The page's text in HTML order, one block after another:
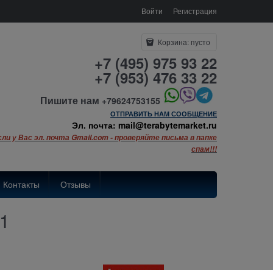
Войти Регистрация
Корзина: пусто
+7 (495) 975 93 22
+7 (953) 476 33 22
Пишите нам +79624753155
ОТПРАВИТЬ НАМ СООБЩЕНИЕ
Эл. почта: mail@terabytemarket.ru
у Вас эл. почта Gmail.com - проверяйте письма в папке
спам!!!
Контакты Отзывы